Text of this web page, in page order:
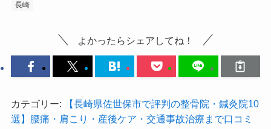
長崎
よかったらシェアしてね！
カテゴリー:
【長崎県佐世保市で評判の整骨院・鍼灸院10
選】腰痛・肩こり・産後ケア・交通事故治療まで口コミ